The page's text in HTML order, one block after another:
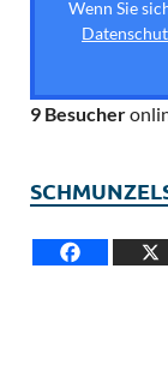
Wenn Sie
9 Besucher